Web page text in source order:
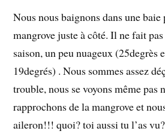
Nous nous baignons dans une baie
mangrove juste à côté. Il ne fait
saison, un peu nuageux (25degrès
19degrés) . Nous sommes assez
trouble, nous se voyons même pas
rapprochons de la mangrove et
aileron!!! quoi? toi aussi tu l’as